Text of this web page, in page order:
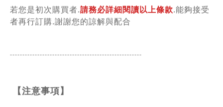
若您是初次購買者.請務必詳細閱讀以上條款.能夠接受
者再行訂購.謝謝您的諒解與配合
-----------------------------------------------------
【注意事項】